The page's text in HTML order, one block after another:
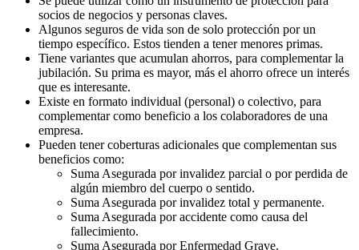
socios de negocios y personas claves.
Algunos seguros de vida son de solo protección por un
tiempo específico. Estos tienden a tener menores primas.
Tiene variantes que acumulan ahorros, para complementar la
jubilación. Su prima es mayor, más el ahorro ofrece un interés
que es interesante.
Existe en formato individual (personal) o colectivo, para
complementar como beneficio a los colaboradores de una
empresa.
Pueden tener coberturas adicionales que complementan sus
beneficios como:
Suma Asegurada por invalidez parcial o por perdida de
algún miembro del cuerpo o sentido.
Suma Asegurada por invalidez total y permanente.
Suma Asegurada por accidente como causa del
fallecimiento.
Suma Asegurada por Enfermedad Grave.